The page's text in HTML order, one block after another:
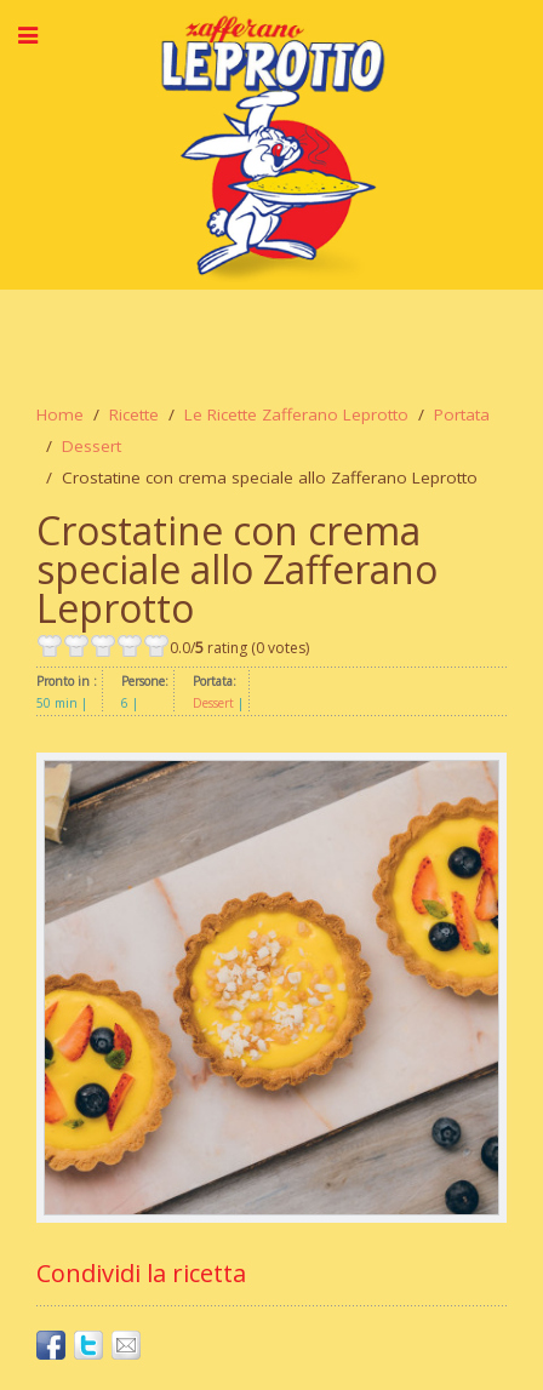
Home Ricette Le Ricette Zafferano Leprotto
Portata
Dessert
Crostatine con crema speciale allo Zafferano Leprotto
Crostatine con crema
speciale allo Zafferano
Leprotto
0.0/5 rating (0 votes)
Pronto in :
50 min
Persone:
6
Portata:
Dessert
Condividi la ricetta